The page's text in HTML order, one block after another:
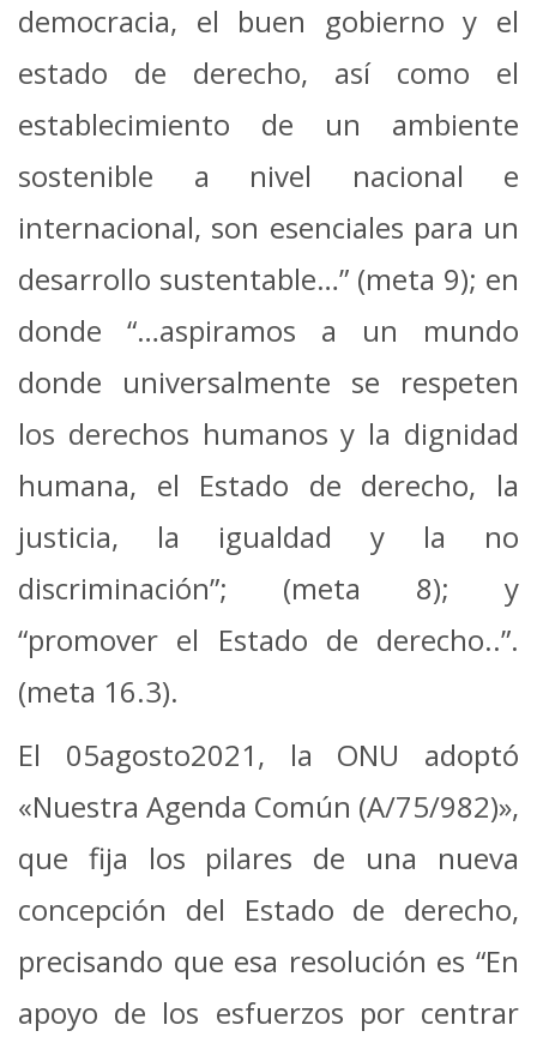
democracia, el buen gobierno y el
estado de derecho, así como el
establecimiento de un ambiente
sostenible a nivel nacional e
internacional, son esenciales para un
desarrollo sustentable…” (meta 9); en
donde “…aspiramos a un mundo
donde universalmente se respeten
los derechos humanos y la dignidad
humana, el Estado de derecho, la
justicia, la igualdad y la no
discriminación”; (meta 8); y
“promover el Estado de derecho..”.
(meta 16.3).
El 05agosto2021, la ONU adoptó
«Nuestra Agenda Común (A/75/982)»,
que fija los pilares de una nueva
concepción del Estado de derecho,
precisando que esa resolución es “En
apoyo de los esfuerzos por centrar